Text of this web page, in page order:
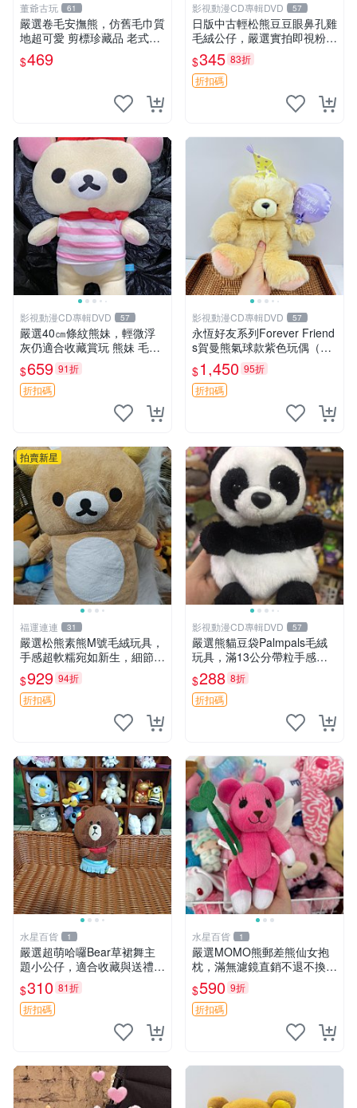
董爺古玩 61
嚴選卷毛安撫熊，仿舊毛巾質
地超可愛 剪標珍藏品 老式毛
巾質地 安撫熊 款式
$469
影視動漫CD專輯DVD 57
日版中古輕松熊豆豆眼鼻孔雞
毛絨公仔，嚴選實拍即視粉絲
必買 公仔紙箱氣泡膜精心包
裝快速發貨 輕松熊 公仔 雞毛
絨
$345 83折
折扣碼
影視動漫CD專輯DVD 57
嚴選40㎝條紋熊妹，輕微浮
灰仍適合收藏賞玩 熊妹 毛絨
玩具 浮雕熊
$659 91折
折扣碼
影視動漫CD專輯DVD 57
永恆好友系列Forever Friend
s賀曼熊氣球款紫色玩偶（鼻
子稍有磨損） 中古玩具 氣球
熊 玩偶
$1,450 95折
折扣碼
拍賣新星
福運連連 31
嚴選松熊素熊M號毛絨玩具，
手感超軟糯宛如新生，細節精
緻完美無瑕，推薦送禮或珍
藏，中古狀態保養得宜。 松
熊 素熊 毛絨doll
$929 94折
折扣碼
影視動漫CD專輯DVD 57
嚴選熊貓豆袋Palmpals毛絨
玩具，滿13公分帶粒手感極
佳，電影主題周邊推薦 熊貓
Palmpals 毛絨玩具 豆袋 劇場
版周邊
$288 8折
折扣碼
水星百貨 1
嚴選超萌哈囉Bear草裙舞主
題小公仔，適合收藏與送禮 1
00 克 哈囉Bear 草裙舞
$310 81折
折扣碼
水星百貨 1
嚴選MOMO熊郵差熊仙女抱
枕，滿無濾鏡直銷不退不換
經典造型可愛必備 紅薯啵啵
間抱枕 抱枕 時尚
$590 9折
折扣碼